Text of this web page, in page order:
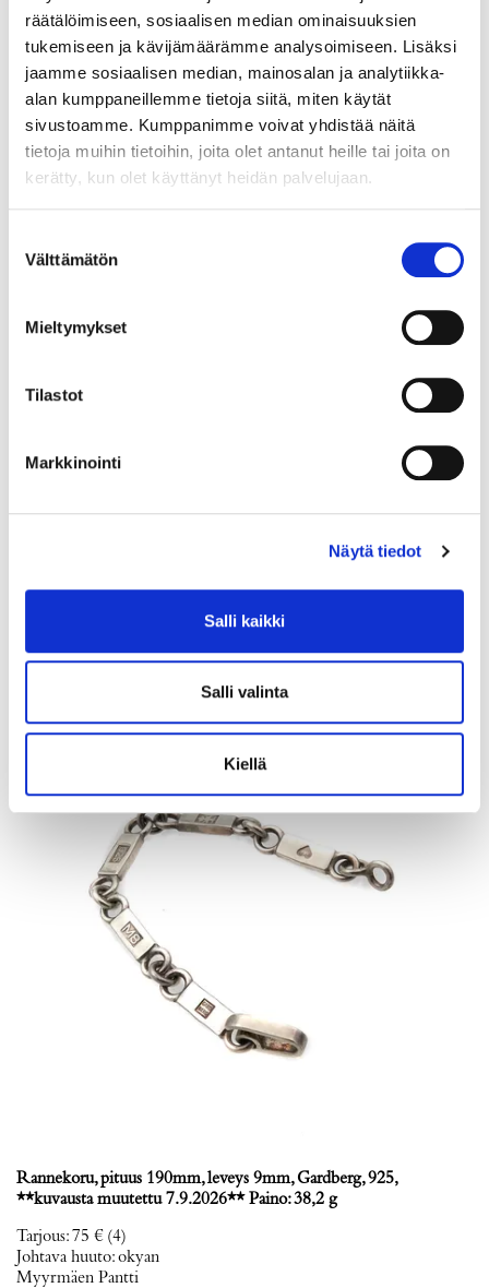
räätälöimiseen, sosiaalisen median ominaisuuksien
tukemiseen ja kävijämäärämme analysoimiseen. Lisäksi
jaamme sosiaalisen median, mainosalan ja analytiikka-
alan kumppaneillemme tietoja siitä, miten käytät
sivustoamme. Kumppanimme voivat yhdistää näitä
tietoja muihin tietoihin, joita olet antanut heille tai joita on
kerätty, kun olet käyttänyt heidän palvelujaan.
valinta
Välttämätön
Mieltymykset
Tilastot
Markkinointi
Näytä tiedot
Salli kaikki
Salli valinta
Kiellä
12.8.2026 19:33:30
Tarjous:120 € (3)
12.8.2026 19:42:30
Rannekoru, pituus 190mm, leveys 9mm, Gardberg, 925,
**kuvausta muutettu 7.9.2026** Paino: 38,2 g
Tarjous:75 € (4)
Johtava huuto:okyan
Myyrmäen Pantti